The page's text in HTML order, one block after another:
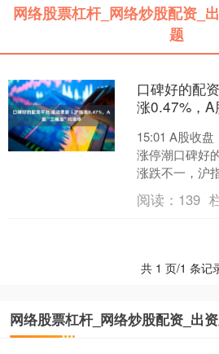
网络股票杠杆_网络炒股配资_
题
口碑好的配
涨0.47%，A
15:01 A股收
涨停潮口碑好
涨跌不一，沪
0.2%，创业板
阅读： 139
共 1 页/1 条记
网络股票杠杆_网络炒股配资_出